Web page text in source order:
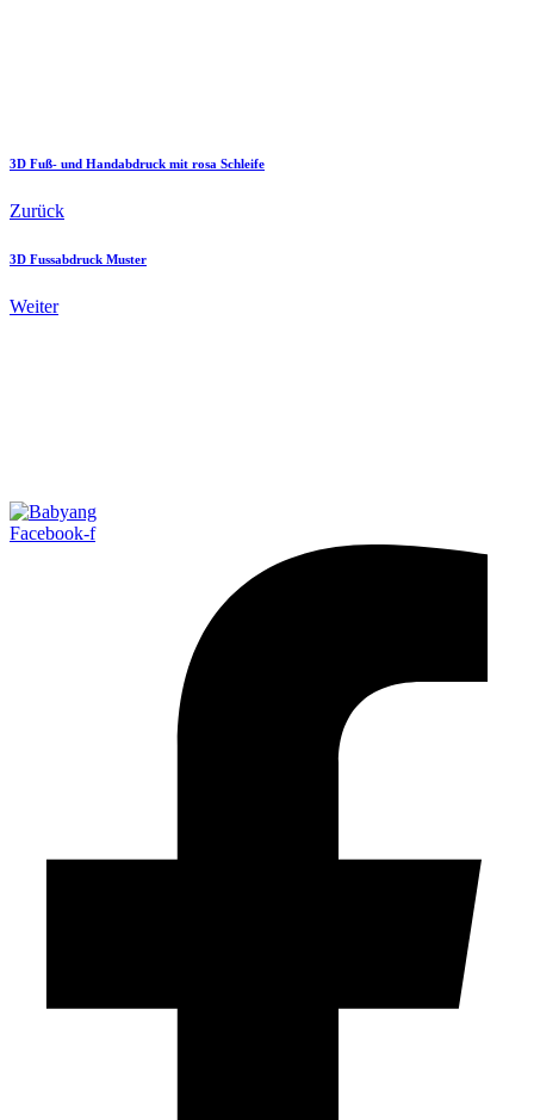
3D Fuß- und Handabdruck mit rosa Schleife
Zurück
3D Fussabdruck Muster
Weiter
Facebook-f